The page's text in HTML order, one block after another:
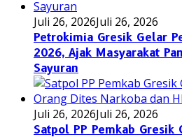
Juli 26, 2026Juli 26, 2026
Petrokimia Gresik Gelar
2026, Ajak Masyarakat
Sayuran
Juli 26, 2026Juli 26, 2026
Satpol PP Pemkab Gresik